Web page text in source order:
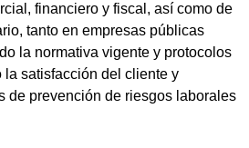
financiero y fiscal, así como de
tanto en empresas públicas
la normativa vigente y protocolos
satisfacción del cliente y
de prevención de riesgos laborales